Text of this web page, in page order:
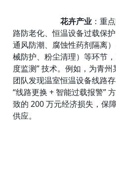
花卉产业 ：重
路防老化、恒温设备过载保
通风防潮、腐蚀性药剂隔离
械防护、粉尘清理）等环节
度监测” 技术。例如，为青
团队发现温室恒温设备线路
“线路更换 + 智能过载报警”
致的 200 万元经济损失，保
供应。